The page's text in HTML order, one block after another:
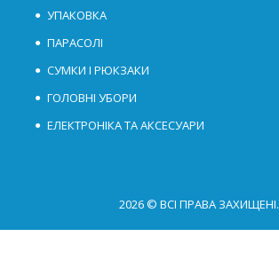
УПАКОВКА
ПАРАСОЛІ
СУМКИ І РЮКЗАКИ
ГОЛОВНІ УБОРИ
ЕЛЕКТРОНІКА ТА АКСЕСУАРИ
2026 © ВСІ ПРАВА ЗАХИЩЕНІ.